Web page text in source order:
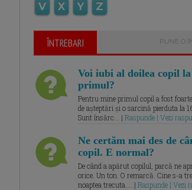
V
X Y Z
ÎNTREBARI PUNE O
Voi iubi al doilea copil
primul?
Pentru mine primul copil a fost
de așteptări și o sarcină pierduta la
Sunt însărc... | Raspunde | Vezi
Ne certăm mai des de
copil. E normal?
De când a apărut copilul, parcă ne
orice. Un ton. O remarcă. Cine s-a
noaptea trecuta.... | Raspunde | Vezi